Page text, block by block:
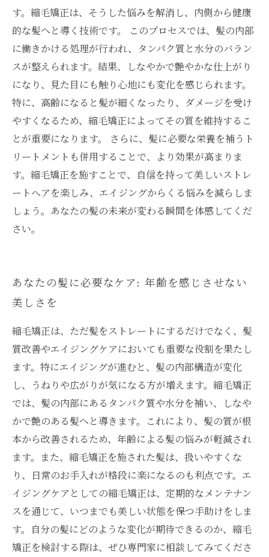
す。縮毛矯正は、そうした悩みを解消し、内側から健康
的な髪へと導く技術です。 このプロセスでは、髪の内部
に働きかける処理が行われ、タンパク質と水分のバラン
スが整えられます。結果、しなやかで艶やかな仕上がり
になり、見た目にも触り心地にも変化を感じられます。
特に、高齢になると髪が細くなったり、ダメージを受け
やすくなるため、縮毛矯正によってその質を維持するこ
とが重要になります。 さらに、髪に必要な栄養を補うト
リートメントも併用することで、より効果が高まりま
す。縮毛矯正を施すことで、自信を持って美しいストレ
ートヘアを楽しみ、エイジングからくる悩みを減らしま
しょう。あなたの髪の未来が変わる瞬間を体感してくだ
さい。
あなたの髪に必要なケア: 年齢を感じさせない
美しさを
縮毛矯正は、ただ髪をストレートにするだけでなく、髪
質改善やエイジングケアにおいても重要な役割を果たし
ます。特にエイジングが進むと、髪の内部構造が変化
し、うねりや広がりが気になる方が増えます。縮毛矯正
では、髪の内部にあるタンパク質や水分を補い、しなや
かで艶のある髪へと導きます。これにより、髪の質が根
本から改善されるため、年齢による髪の悩みが軽減され
ます。また、縮毛矯正を施された髪は、扱いやすくな
り、日常のお手入れが格段に楽になるのも利点です。エ
イジングケアとしての縮毛矯正は、定期的なメンテナン
スを通じて、いつまでも美しい状態を保つ手助けをしま
す。自分の髪にどのような変化が期待できるのか、縮毛
矯正を検討する際は、ぜひ専門家に相談してみてくださ